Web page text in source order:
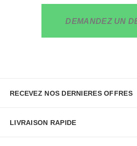
DEMANDEZ UN
RECEVEZ NOS DERNIERES OFFRES
LIVRAISON RAPIDE